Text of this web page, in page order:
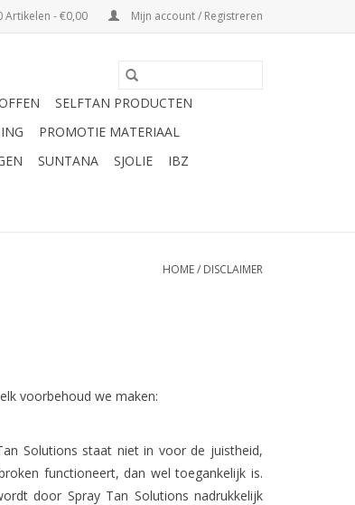
Artikelen - €0,00 Mijn account / Registreren
SELFTAN PRODUCTEN
PROMOTIE MATERIAAL
SUNTANA SJOLIE
IBZ
HOME/ DISCLAIMER
voorbehoud we maken:
Solutions staat niet in voor de juistheid,
functioneert, dan wel toegankelijk is.
door Spray Tan Solutions nadrukkelijk